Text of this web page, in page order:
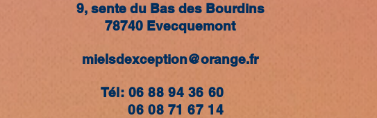
9, sente du Bas des Bourdins
78740 Evecquemont
mielsdexception@orange.fr
Tél: 06 88 94 36 60
06 08 71 67 14